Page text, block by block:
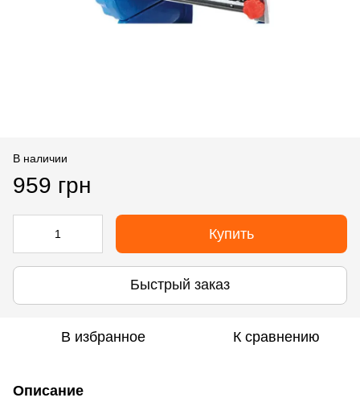
В наличии
959 грн
Купить
Быстрый заказ
В избранное К сравнению
Описание